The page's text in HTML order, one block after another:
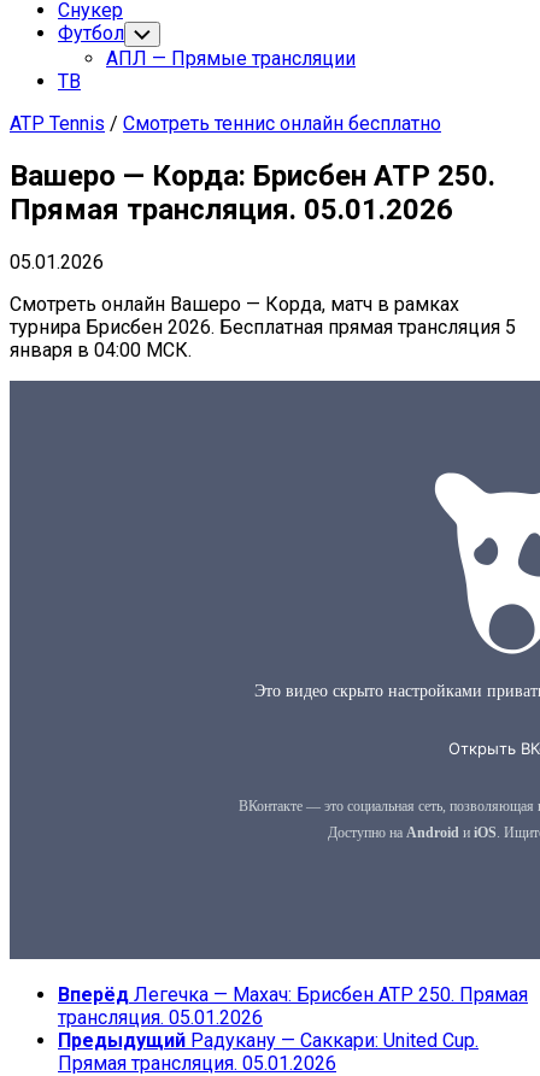
Снукер
Футбол Переключатель
дочернего
меню
АПЛ — Прямые трансляции
ТВ
ATP Tennis / Смотреть теннис онлайн бесплатно
Вашеро — Корда: Брисбен ATP 250.
Прямая трансляция. 05.01.2026
05.01.2026
Смотреть онлайн Вашеро — Корда, матч в рамках
турнира Брисбен 2026. Бесплатная прямая трансляция 5
января в 04:00 МСК.
Вперёд Легечка — Махач: Брисбен ATP 250. Прямая
трансляция. 05.01.2026
Предыдущий Радукану — Саккари: United Cup.
Прямая трансляция. 05.01.2026